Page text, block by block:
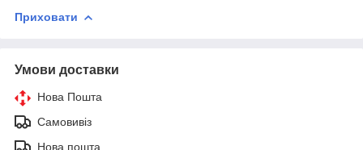
Приховати
Умови доставки
Нова Пошта
Самовивіз
Нова пошта